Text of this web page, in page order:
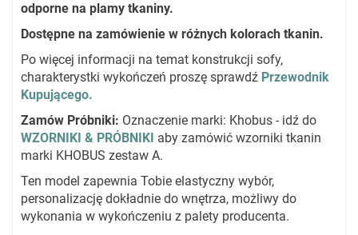
odporne na plamy tkaniny.
Dostępne na zamówienie w różnych kolorach tkanin.
Po więcej informacji na temat konstrukcji sofy,
charakterystki wykończeń proszę sprawdź Przewodnik
Kupującego.
Zamów Próbniki: Oznaczenie marki: Khobus - idź do
WZORNIKI & PRÓBNIKI aby zamówić wzorniki tkanin
marki KHOBUS zestaw A.
Ten model zapewnia Tobie elastyczny wybór,
personalizację dokładnie do wnętrza, możliwy do
wykonania w wykończeniu z palety producenta.